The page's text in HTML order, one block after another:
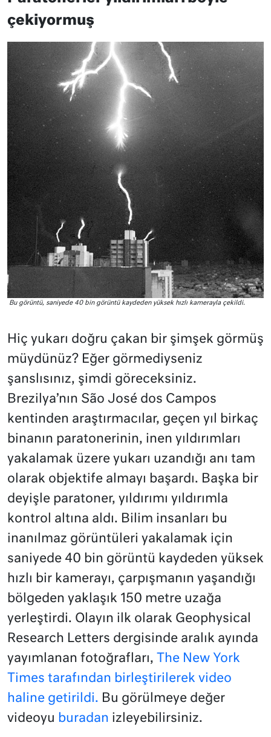
çekiyormuş
Bu görüntü, saniyede 40 bin görüntü kaydeden yüksek hızlı kamerayla çekildi.
Hiç yukarı doğru çakan bir şimşek görmüş
müydünüz? Eğer görmediyseniz
şanslısınız, şimdi göreceksiniz.
Brezilya’nın São José dos Campos
kentinden araştırmacılar, geçen yıl birkaç
binanın paratonerinin, inen yıldırımları
yakalamak üzere yukarı uzandığı anı tam
olarak objektife almayı başardı. Başka bir
deyişle paratoner, yıldırımı yıldırımla
kontrol altına aldı. Bilim insanları bu
inanılmaz görüntüleri yakalamak için
saniyede 40 bin görüntü kaydeden yüksek
hızlı bir kamerayı, çarpışmanın yaşandığı
bölgeden yaklaşık 150 metre uzağa
yerleştirdi. Olayın ilk olarak Geophysical
Research Letters dergisinde aralık ayında
yayımlanan fotoğrafları,
The New York
Times tarafından birleştirilerek video
haline getirildi. Bu görülmeye değer
videoyu buradan izleyebilirsiniz.